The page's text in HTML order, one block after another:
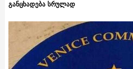
განცხადება სრულად